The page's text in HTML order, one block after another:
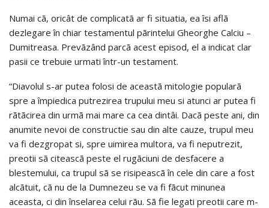
Numai cã, oricât de complicatã ar fi situatia, ea îsi aflã
dezlegare în chiar testamentul pãrintelui Gheorghe Calciu –
Dumitreasa. Prevãzând parcã acest episod, el a indicat clar
pasii ce trebuie urmati într-un testament.
“Diavolul s-ar putea folosi de aceastã mitologie popularã
spre a împiedica putrezirea trupului meu si atunci ar putea fi
rãtãcirea din urmã mai mare ca cea dintâi. Dacã peste ani, din
anumite nevoi de constructie sau din alte cauze, trupul meu
va fi dezgropat si, spre uimirea multora, va fi neputrezit,
preotii sã citeascã peste el rugãciuni de desfacere a
blestemului, ca trupul sã se risipeascã în cele din care a fost
alcãtuit, cã nu de la Dumnezeu se va fi fãcut minunea
aceasta, ci din înselarea celui rãu. Sã fie legati preotii care m-